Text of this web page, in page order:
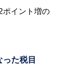
ポイント増の
た税目